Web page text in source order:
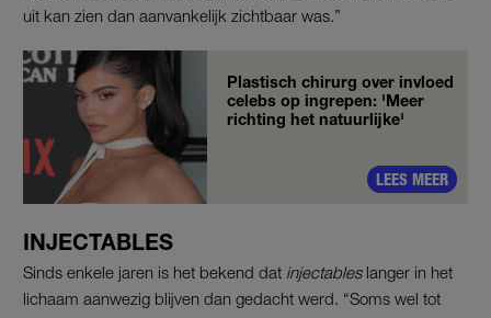
uit kan zien dan aanvankelijk zichtbaar was.”
Plastisch chirurg over invloed
celebs op ingrepen: 'Meer
richting het natuurlijke'
LEES MEER
INJECTABLES
Sinds enkele jaren is het bekend dat injectableslanger in het
lichaam aanwezig blijven dan gedacht werd. “Soms wel tot